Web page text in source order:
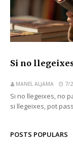
Si no
MANEL ALJAMA 7/
Si no llegeixes, no
si llegeixes, pot
POSTS POPULARS